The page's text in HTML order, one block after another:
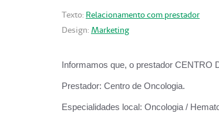
Texto: Relacionamento com prestador
Design: Marketing
Informamos que, o prestador CENTRO
Prestador: Centro de Oncologia.
Especialidades local: Oncologia /